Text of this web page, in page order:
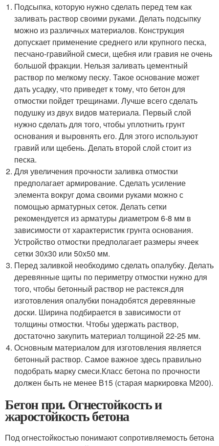
Подсыпка, которую нужно сделать перед тем как
заливать раствор своими руками. Делать подсыпку
можно из различных материалов. Конструкция
допускает применение среднего или крупного песка,
песчано-гравийной смеси, щебня или гравия не очень
большой фракции. Нельзя заливать цементный
раствор по мелкому песку. Такое основание может
дать усадку, что приведет к тому, что бетон для
отмостки пойдет трещинами. Лучше всего сделать
подушку из двух видов материала. Первый слой
нужно сделать для того, чтобы уплотнить грунт
основания и выровнять его. Для этого используют
гравий или щебень. Делать второй слой стоит из
песка.
Для увеличения прочности заливка отмостки
предполагает армирование. Сделать усиление
элемента вокруг дома своими руками можно с
помощью арматурных сеток. Делать сетки
рекомендуется из арматуры диаметром 6-8 мм в
зависимости от характеристик грунта основания.
Устройство отмостки предполагает размеры ячеек
сетки 30х30 или 50х50 мм.
Перед заливкой необходимо сделать опалубку. Делать
деревянные щиты по периметру отмостки нужно для
того, чтобы бетонный раствор не растекся.для
изготовления опалубки понадобятся деревянные
доски. Ширина подбирается в зависимости от
толщины отмостки. Чтобы удержать раствор,
достаточно закупить материал толщиной 22-25 мм.
Основным материалом для изготовления является
бетонный раствор. Самое важное здесь правильно
подобрать марку смеси.Класс бетона по прочности
должен быть не менее В15 (старая маркировка М200).
Бетон при. Огнестойкость и
жаростойкость бетона
Под огнестойкостью понимают сопротивляемость бетона